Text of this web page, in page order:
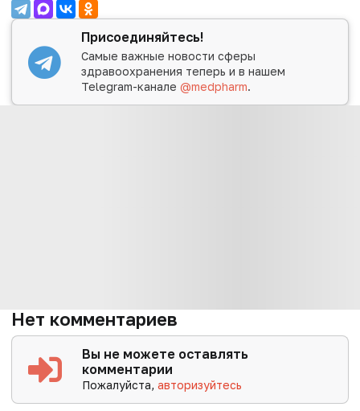
Присоединяйтесь!
Самые важные новости сферы
здравоохранения теперь и в нашем
Telegram-канале@medpharm.
Нет комментариев
Вы не можете оставлять
комментарии
Пожалуйста,авторизуйтесь